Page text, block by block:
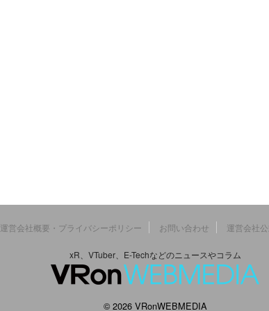
運営会社概要・プライバシーポリシー お問い合わせ 運営会社
xR、VTuber、E-Techなどのニュースやコラム
© 2026 VRonWEBMEDIA